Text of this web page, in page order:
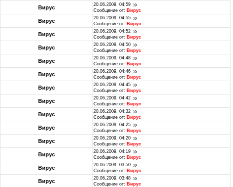
Вирус
20.06.2009, 04:59
Сообщение от: Вирус
Вирус
20.06.2009, 04:55
Сообщение от: Вирус
Вирус
20.06.2009, 04:52
Сообщение от: Вирус
Вирус
20.06.2009, 04:50
Сообщение от: Вирус
Вирус
20.06.2009, 04:48
Сообщение от: Вирус
Вирус
20.06.2009, 04:46
Сообщение от: Вирус
Вирус
20.06.2009, 04:45
Сообщение от: Вирус
Вирус
20.06.2009, 04:42
Сообщение от: Вирус
Вирус
20.06.2009, 04:32
Сообщение от: Вирус
Вирус
20.06.2009, 04:25
Сообщение от: Вирус
Вирус
20.06.2009, 04:20
Сообщение от: Вирус
Вирус
20.06.2009, 04:19
Сообщение от: Вирус
Вирус
20.06.2009, 03:50
Сообщение от: Вирус
Вирус
20.06.2009, 03:48
Сообщение от: Вирус